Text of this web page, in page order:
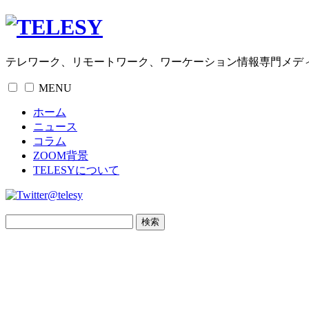
テレワーク、リモートワーク、ワーケーション情報専門メデ
MENU
ホーム
ニュース
コラム
ZOOM背景
TELESYについて
@telesy